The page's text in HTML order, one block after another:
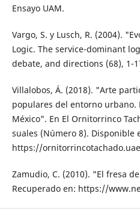
Ensayo UAM.
Vargo, S. y Lusch, R. (2004).
Logic. The service-dominant
debate, and directions (68), 1-
Villalobos, Á. (2018). "Arte
populares del entorno urbano.
México". En El Ornitorrinco
suales (Número 8). Disponible
https://
Zamudio, C. (2010). "El fresa
Recuperado en: https://